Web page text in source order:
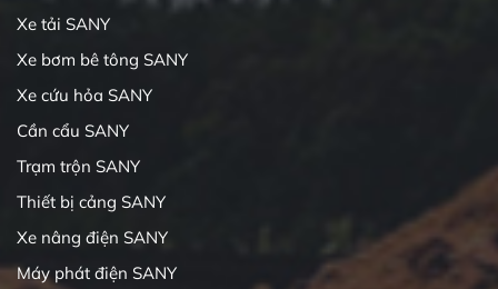
Xe tải SANY
Xe bơm bê tông SANY
Xe cứu hỏa SANY
Cần cẩu SANY
Trạm trộn SANY
Thiết bị cảng SANY
Xe nâng điện SANY
Máy phát điện SANY